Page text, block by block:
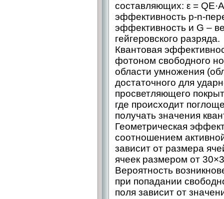
составляющих: ε =
эффективность p-n-
эффективность и G –
гейгеровского разряда.
Квантовая
фотоном свободного
области умножения
достаточного для
просветляющего
где происходит
получать значения
Геометрическая
соотношением
зависит от размера
ячеек размером от
Вероятность
при попадании
поля зависит от